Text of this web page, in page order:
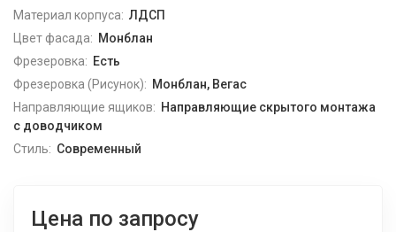
Материал корпуса: ЛДСП
Цвет фасада: Монблан
Фрезеровка: Есть
Фрезеровка (Рисунок): Монблан, Вегас
Направляющие ящиков: Направляющие скрытого монтажа
с доводчиком
Стиль: Современный
Цена по запросу